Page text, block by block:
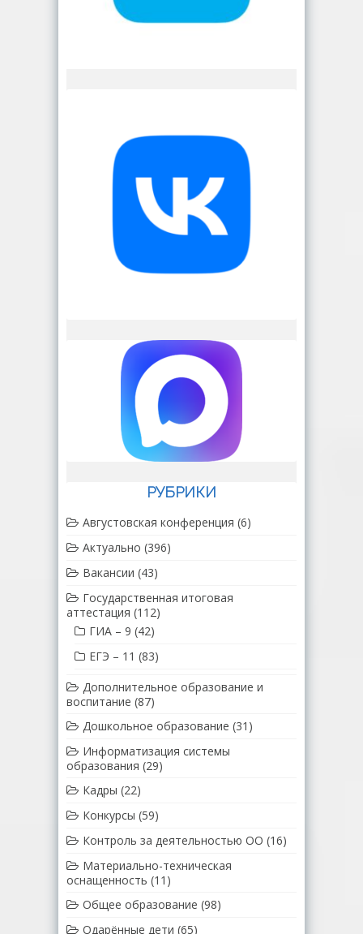
РУБРИКИ
Августовская конференция (6)
Актуально (396)
Вакансии (43)
Государственная итоговая
аттестация (112)
ГИА – 9 (42)
ЕГЭ – 11 (83)
Дополнительное образование и
воспитание (87)
Дошкольное образование (31)
Информатизация системы
образования (29)
Кадры (22)
Конкурсы (59)
Контроль за деятельностью ОО (16)
Материально-техническая
оснащенность (11)
Общее образование (98)
Одарённые дети (65)